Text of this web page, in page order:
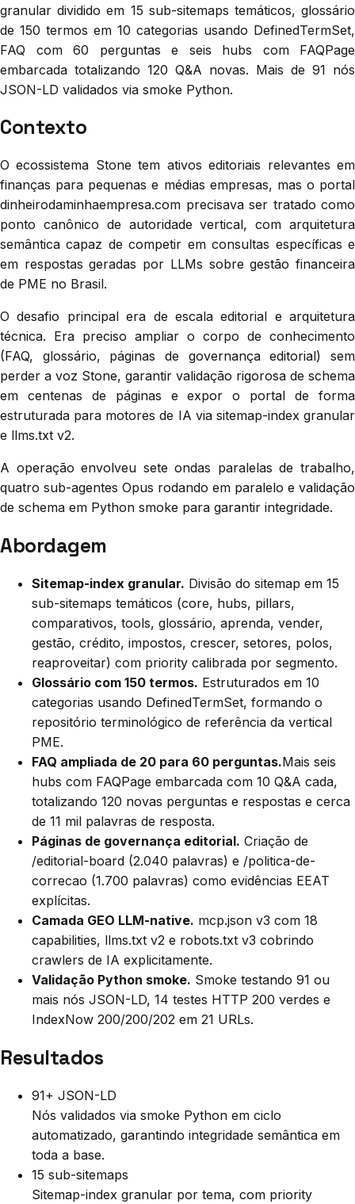
granular dividido em 15 sub-sitemaps temáticos, glossário
de 150 termos em 10 categorias usando DefinedTermSet,
FAQ com 60 perguntas e seis hubs com FAQPage
embarcada totalizando 120 Q&A novas. Mais de 91 nós
JSON-LD validados via smoke Python.
Contexto
O ecossistema Stone tem ativos editoriais relevantes em
finanças para pequenas e médias empresas, mas o portal
dinheirodaminhaempresa.com precisava ser tratado como
ponto canônico de autoridade vertical, com arquitetura
semântica capaz de competir em consultas específicas e
em respostas geradas por LLMs sobre gestão financeira
de PME no Brasil.
O desafio principal era de escala editorial e arquitetura
técnica. Era preciso ampliar o corpo de conhecimento
(FAQ, glossário, páginas de governança editorial) sem
perder a voz Stone, garantir validação rigorosa de schema
em centenas de páginas e expor o portal de forma
estruturada para motores de IA via sitemap-index granular
e llms.txt v2.
A operação envolveu sete ondas paralelas de trabalho,
quatro sub-agentes Opus rodando em paralelo e validação
de schema em Python smoke para garantir integridade.
Abordagem
Sitemap-index granular. Divisão do sitemap em 15
sub-sitemaps temáticos (core, hubs, pillars,
comparativos, tools, glossário, aprenda, vender,
gestão, crédito, impostos, crescer, setores, polos,
reaproveitar) com priority calibrada por segmento.
Glossário com 150 termos. Estruturados em 10
categorias usando DefinedTermSet, formando o
repositório terminológico de referência da vertical
PME.
FAQ ampliada de 20 para 60 perguntas.Mais seis
hubs com FAQPage embarcada com 10 Q&A cada,
totalizando 120 novas perguntas e respostas e cerca
de 11 mil palavras de resposta.
Páginas de governança editorial. Criação de
/editorial-board (2.040 palavras) e /politica-de-
correcao (1.700 palavras) como evidências EEAT
explícitas.
Camada GEO LLM-native. mcp.json v3 com 18
capabilities, llms.txt v2 e robots.txt v3 cobrindo
crawlers de IA explicitamente.
Validação Python smoke. Smoke testando 91 ou
mais nós JSON-LD, 14 testes HTTP 200 verdes e
IndexNow 200/200/202 em 21 URLs.
Resultados
91+ JSON-LD
Nós validados via smoke Python em ciclo
automatizado, garantindo integridade semântica em
toda a base.
15 sub-sitemaps
Sitemap-index granular por tema, com priority